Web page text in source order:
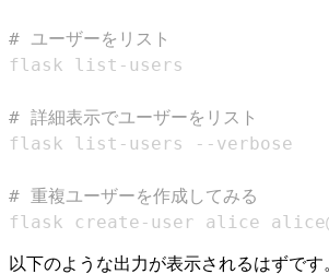
# ユーザーをリスト
# 詳細表示でユーザーをリスト
# 重複ユーザーを作成してみる
flask create-user alice
以下のような出力が表示されるはずです